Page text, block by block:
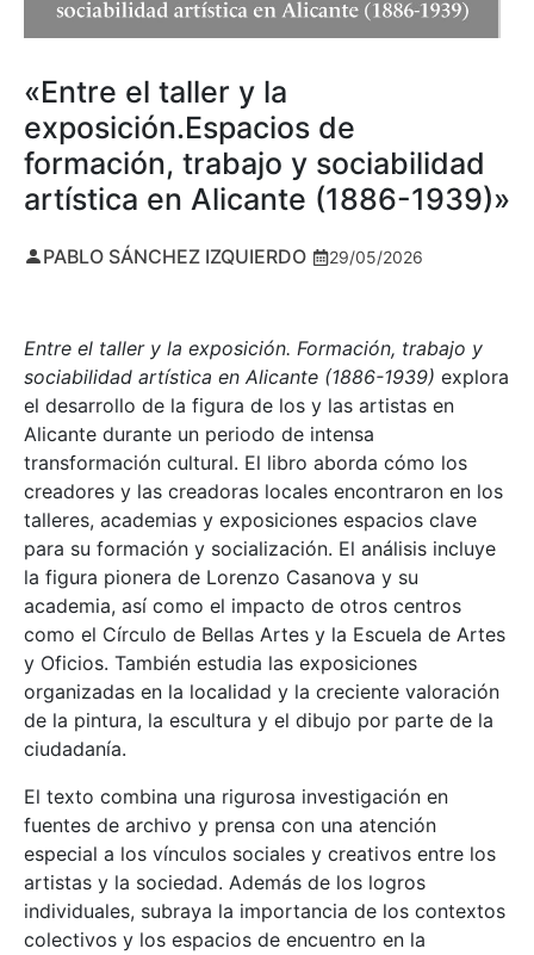
«Entre el taller y la
exposición.Espacios de
formación, trabajo y sociabilidad
artística en Alicante (1886-1939)»
PABLO SÁNCHEZ IZQUIERDO 29/05/2026
Entre el taller y la exposición. Formación, trabajo y
sociabilidad artística en Alicante (1886-1939) explora
el desarrollo de la figura de los y las artistas en
Alicante durante un periodo de intensa
transformación cultural. El libro aborda cómo los
creadores y las creadoras locales encontraron en los
talleres, academias y exposiciones espacios clave
para su formación y socialización. El análisis incluye
la figura pionera de Lorenzo Casanova y su
academia, así como el impacto de otros centros
como el Círculo de Bellas Artes y la Escuela de Artes
y Oficios. También estudia las exposiciones
organizadas en la localidad y la creciente valoración
de la pintura, la escultura y el dibujo por parte de la
ciudadanía.
El texto combina una rigurosa investigación en
fuentes de archivo y prensa con una atención
especial a los vínculos sociales y creativos entre los
artistas y la sociedad. Además de los logros
individuales, subraya la importancia de los contextos
colectivos y los espacios de encuentro en la